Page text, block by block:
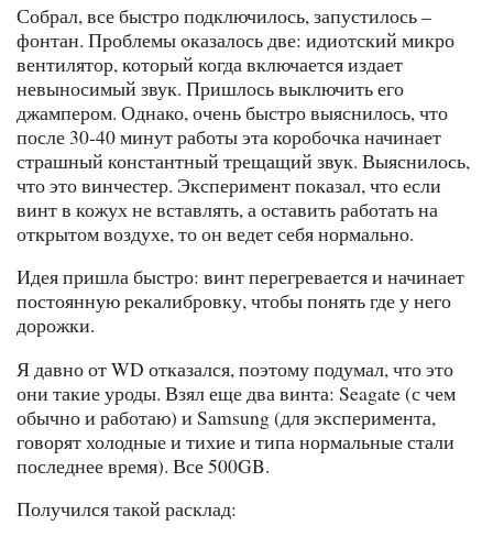
Собрал, все быстро подключилось, запустилось –
фонтан. Проблемы оказалось две: идиотский микро
вентилятор, который когда включается издает
невыносимый звук. Пришлось выключить его
джампером. Однако, очень быстро выяснилось, что
после 30-40 минут работы эта коробочка начинает
страшный константный трещащий звук. Выяснилось,
что это винчестер. Эксперимент показал, что если
винт в кожух не вставлять, а оставить работать на
открытом воздухе, то он ведет себя нормально.
Идея пришла быстро: винт перегревается и начинает
постоянную рекалибровку, чтобы понять где у него
дорожки.
Я давно от WD отказался, поэтому подумал, что это
они такие уроды. Взял еще два винта: Seagate (с чем
обычно и работаю) и Samsung (для эксперимента,
говорят холодные и тихие и типа нормальные стали
последнее время). Все 500GB.
Получился такой расклад: